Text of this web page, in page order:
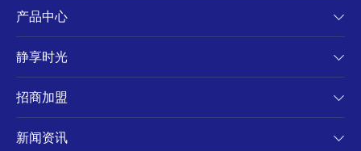
产品中心
静享时光
招商加盟
新闻资讯